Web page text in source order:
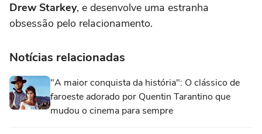
Drew Starkey, e desenvolve uma estranha
obsessão pelo relacionamento.
Notícias relacionadas
"A maior conquista da história": O clássico de
faroeste adorado por Quentin Tarantino que
mudou o cinema para sempre